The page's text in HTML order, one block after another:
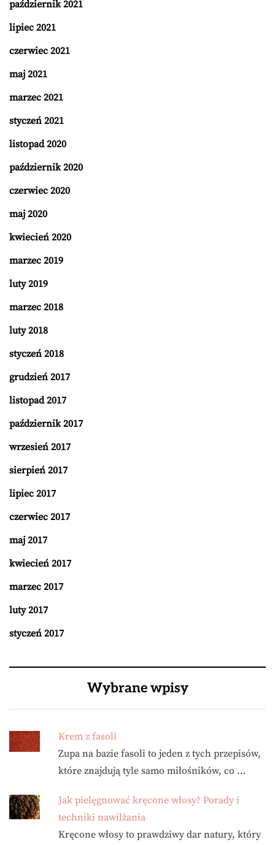
październik 2021
lipiec 2021
czerwiec 2021
maj 2021
marzec 2021
styczeń 2021
listopad 2020
październik 2020
czerwiec 2020
maj 2020
kwiecień 2020
marzec 2019
luty 2019
marzec 2018
luty 2018
styczeń 2018
grudzień 2017
listopad 2017
październik 2017
wrzesień 2017
sierpień 2017
lipiec 2017
czerwiec 2017
maj 2017
kwiecień 2017
marzec 2017
luty 2017
styczeń 2017
Wybrane wpisy
Krem z fasoli
Zupa na bazie fasoli to jeden z tych przepisów,
które znajdują tyle samo miłośników, co …
Jak pielęgnować kręcone włosy? Porady i
techniki nawilżania
Kręcone włosy to prawdziwy dar natury, który